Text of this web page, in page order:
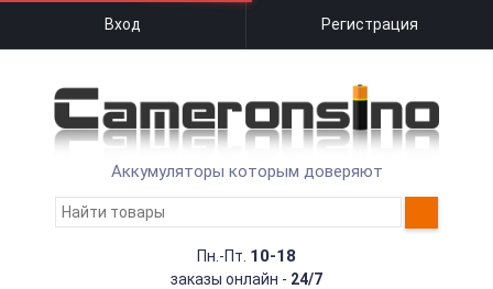
Вход Регистрация
Аккумуляторы которым доверяют
Пн.-Пт. 10-18
заказы онлайн - 24/7